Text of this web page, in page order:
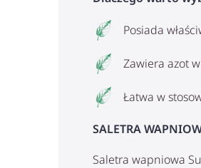
Posiada
Zawiera azot
Łatwa w
SALETRA
Saletra wapniowa